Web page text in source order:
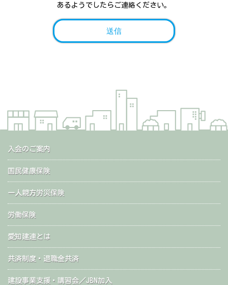
あるようでしたらご連絡ください。
入会のご案内
国民健康保険
一人親方労災保険
労働保険
愛知建連とは
共済制度・退職金共済
建設事業支援・講習会／JBN加入